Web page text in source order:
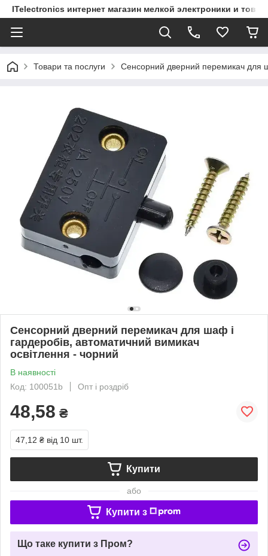
ITelectronics интернет магазин мелкой электроники и
Товари та послуги Сенсорний дверний перемикач для
Сенсорний дверний перемикач для шаф і
гардеробів, автоматичний вимикач
освітлення - чорний
В наявності
Код: 100051b
Опт і роздріб
48,58 ₴
47,12 ₴ від 10 шт.
Купити
або
Купити з
Що таке купити з Пром?